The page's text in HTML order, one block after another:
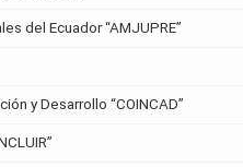
del Ecuador “AMJUPRE”
y Desarrollo “COINCAD”